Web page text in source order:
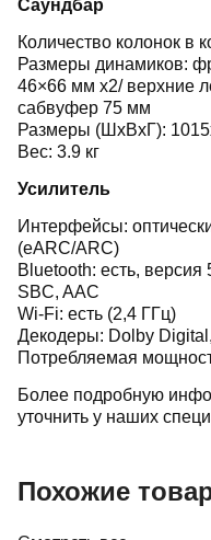
Саундбар
Количество колонок в
Размеры динамиков:
46×66 мм х2/ верхние
сабвуфер 75 мм
Размеры (ШхВхГ):
Вес: 3.9 кг
Усилитель
Интерфейсы:
(eARC/ARC)
Bluetooth: есть,
SBC, AAC
Wi-Fi: есть (2,4 ГГц)
Декодеры: Dolby
Потребляемая
Более подробную
уточнить у наших
Похожие